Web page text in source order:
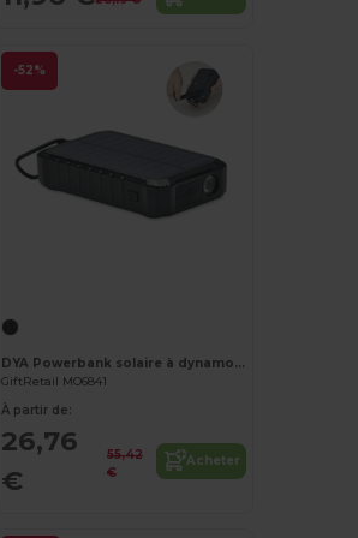
-52%
DYA Powerbank solaire à dynamo 8000
GiftRetail MO6841
À partir de:
26,76
€
55,42
€
Acheter